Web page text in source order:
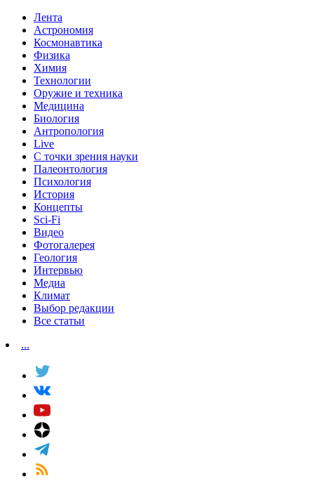
Лента
Астрономия
Космонавтика
Физика
Химия
Технологии
Оружие и техника
Медицина
Биология
Антропология
Live
С точки зрения науки
Палеонтология
Психология
История
Концепты
Sci-Fi
Видео
Фотогалерея
Геология
Интервью
Медиа
Климат
Выбор редакции
Все статьи
...